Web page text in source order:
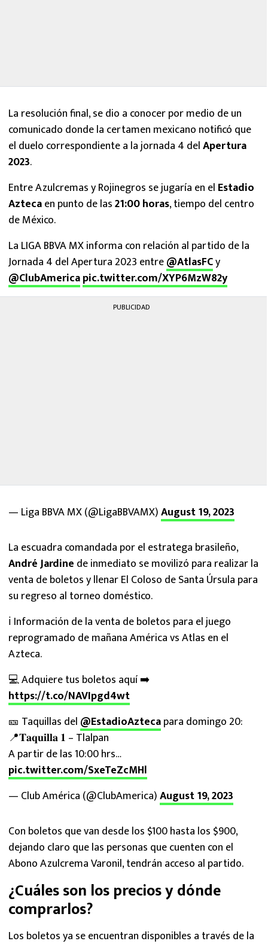
La resolución final, se dio a conocer por medio de un
comunicado donde la certamen mexicano notificó que
el duelo correspondiente a la jornada 4 delApertura
2023.
Entre Azulcremas y Rojinegros se jugaría en el Estadio
Aztecaen punto de las21:00 horas, tiempo del centro
de México.
La LIGA BBVA MX informa con relación al partido de la
Jornada 4 del Apertura 2023 entre@AtlasFCy
@ClubAmericapic.twitter.com/XYP6MzW82y
PUBLICIDAD
— Liga BBVA MX (@LigaBBVAMX)August 19, 2023
La escuadra comandada por el estratega brasileño,
André Jardine de inmediato se movilizó para realizar la
venta de boletos y llenar El Coloso de Santa Úrsula para
su regreso al torneo doméstico.
ℹ️ Información de la venta de boletos para el juego
reprogramado de mañana América vs Atlas en el
Azteca.
💻 Adquiere tus boletos aquí ➡️
https://t.co/NAVIpgd4wt
🎫 Taquillas del @EstadioAztecapara domingo 20:
📍𝐓𝐚𝐪𝐮𝐢𝐥𝐥𝐚 𝟏 – Tlalpan
A partir de las 10:00 hrs…
pic.twitter.com/SxeTeZcMHl
— Club América (@ClubAmerica)August 19, 2023
Con boletos que van desde los $100 hasta los $900,
dejando claro que las personas que cuenten con el
Abono Azulcrema Varonil, tendrán acceso al partido.
¿Cuáles son los precios y dónde
comprarlos?
Los boletos ya se encuentran disponibles a través de la